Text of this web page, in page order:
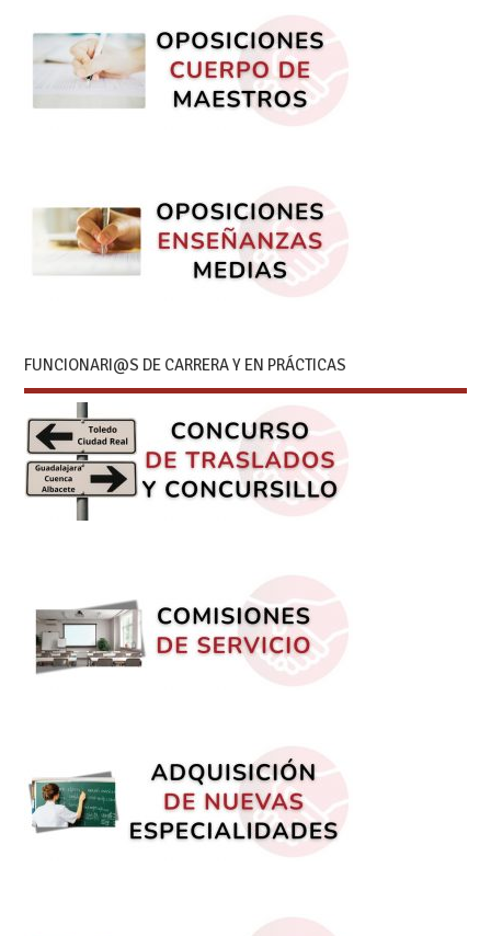
FUNCIONARI@S DE CARRERA Y EN PRÁCTICAS